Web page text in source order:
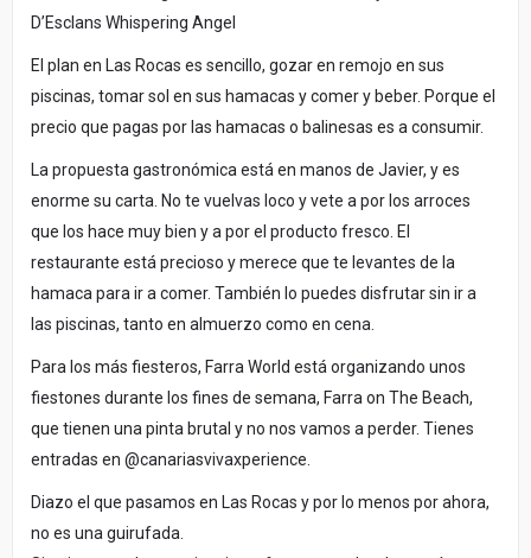
D’Esclans Whispering Angel
El plan en Las Rocas es sencillo, gozar en remojo en sus
piscinas, tomar sol en sus hamacas y comer y beber. Porque el
precio que pagas por las hamacas o balinesas es a consumir.
La propuesta gastronómica está en manos de Javier, y es
enorme su carta. No te vuelvas loco y vete a por los arroces
que los hace muy bien y a por el producto fresco. El
restaurante está precioso y merece que te levantes de la
hamaca para ir a comer. También lo puedes disfrutar sin ir a
las piscinas, tanto en almuerzo como en cena.
Para los más fiesteros, Farra World está organizando unos
fiestones durante los fines de semana, Farra on The Beach,
que tienen una pinta brutal y no nos vamos a perder. Tienes
entradas en @canariasvivaxperience.
Diazo el que pasamos en Las Rocas y por lo menos por ahora,
no es una guirufada.